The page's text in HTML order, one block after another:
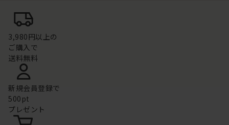
3,980円以上の
ご購入で
送料無料
新規会員登録で
500pt
プレゼント